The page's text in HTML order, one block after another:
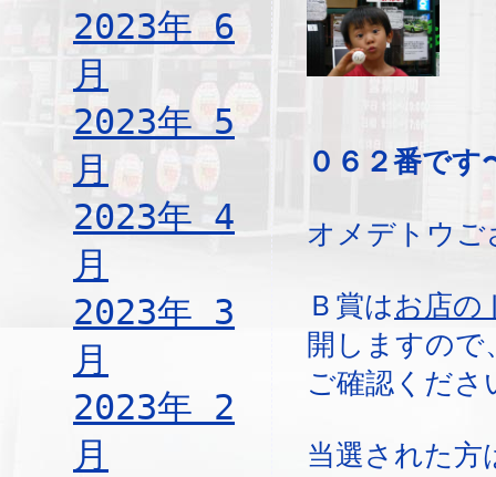
2023年 6
月
2023年 5
月
2023年 4
月
2023年 3
月
2023年 2
月
０６２番です
オメデトウご
Ｂ賞はお店の
開しますので
ご確認くださ
当選された方